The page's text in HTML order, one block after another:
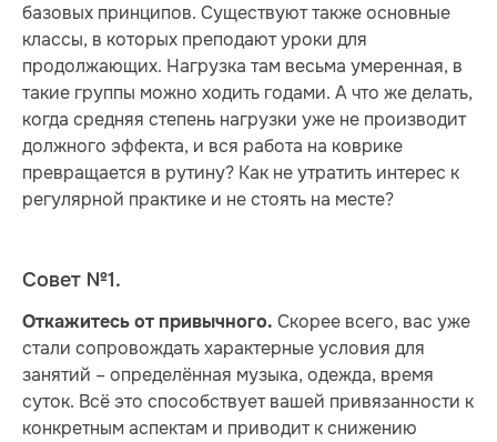
базовых принципов. Существуют также основные
классы, в которых преподают уроки для
продолжающих. Нагрузка там весьма умеренная, в
такие группы можно ходить годами. А что же делать,
когда средняя степень нагрузки уже не производит
должного эффекта, и вся работа на коврике
превращается в рутину? Как не утратить интерес к
регулярной практике и не стоять на месте?
Совет №1.
Откажитесь от привычного. Скорее всего, вас уже
стали сопровождать характерные условия для
занятий – определённая музыка, одежда, время
суток. Всё это способствует вашей привязанности к
конкретным аспектам и приводит к снижению